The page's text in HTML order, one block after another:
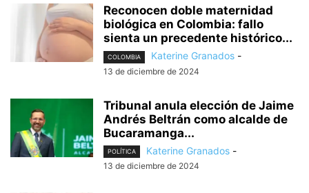
Reconocen doble maternidad
biológica en Colombia: fallo
sienta un precedente histórico...
COLOMBIA Katerine Granados -
13 de diciembre de 2024
Tribunal anula elección de Jaime
Andrés Beltrán como alcalde de
Bucaramanga...
POLÍTICA Katerine Granados -
13 de diciembre de 2024